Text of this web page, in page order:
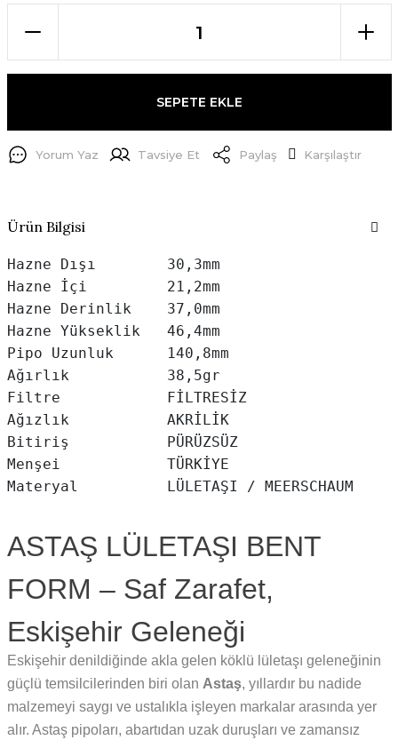
SEPETE EKLE
Yorum Yaz Tavsiye Et Paylaş Karşılaştır
Ürün Bilgisi
Hazne Dışı        30,3mm
Hazne İçi         21,2mm
Hazne Derinlik    37,0mm
Hazne Yükseklik   46,4mm
Pipo Uzunluk      140,8mm
Ağırlık           38,5gr
Filtre            FİLTRESİZ
Ağızlık           AKRİLİK
Bitiriş           PÜRÜZSÜZ
Menşei            TÜRKİYE
ASTAŞ LÜLETAŞI BENT
FORM – Saf Zarafet,
Eskişehir Geleneği
Eskişehir denildiğinde akla gelen köklü lületaşı geleneğinin
güçlü temsilcilerinden biri olan Astaş, yıllardır bu nadide
malzemeyi saygı ve ustalıkla işleyen markalar arasında yer
alır. Astaş pipoları, abartıdan uzak duruşları ve zamansız